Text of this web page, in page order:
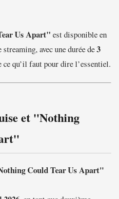
Us Apart" est disponible en
avec une durée de3
qu’il faut pour dire l’essentiel.
et "Nothing
Could Tear Us Apart"